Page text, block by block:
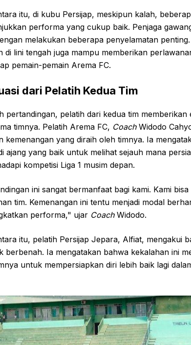
itu, di kubu Persijap, meskipun kalah,
performa yang cukup baik. Penjaga
melakukan beberapa penyelamatan
di lini tengah juga mampu memberikan
pemain-pemain Arema FC.
dari Pelatih Kedua Tim
pertandingan, pelatih dari kedua tim memberikan
timnya. Pelatih Arema FC, CoachWidodo
kemenangan yang diraih oleh timnya. Ia
ajang yang baik untuk melihat sejauh mana
kompetisi Liga 1 musim depan.
ini sangat bermanfaat bagi kami. Kami
tim. Kemenangan ini tentu menjadi modal
performa," ujar CoachWidodo.
itu, pelatih Persijap Jepara, Alfiat, mengakui
berbenah. Ia mengatakan bahwa kekalahan ini
untuk mempersiapkan diri lebih baik lagi